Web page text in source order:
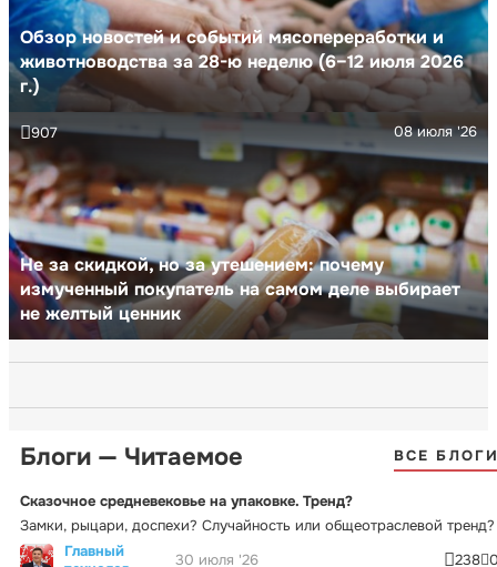
Обзор новостей и событий мясопереработки и
животноводства за 28-ю неделю (6–12 июля 2026
г.)
Не за скидкой, но за утешением: почему
измученный покупатель на самом деле выбирает
не желтый ценник
08 июля '26
907
Блоги — Читаемое ВСЕ
Сказочное средневековье на упаковке. Тренд?
Замки, рыцари, доспехи? Случайность или общеотраслевой тренд?
Главный
30 июля '26 238